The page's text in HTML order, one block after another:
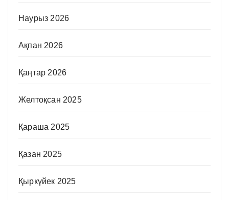
Наурыз 2026
Ақпан 2026
Қаңтар 2026
Желтоқсан 2025
Қараша 2025
Қазан 2025
Қыркүйек 2025